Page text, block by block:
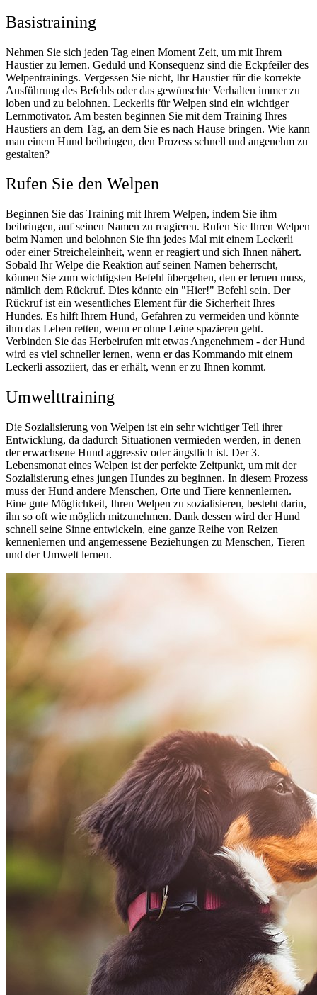
Basistraining
Nehmen Sie sich jeden Tag einen Moment Zeit, um mit Ihrem
Haustier zu lernen. Geduld und Konsequenz sind die Eckpfeiler des
Welpentrainings. Vergessen Sie nicht, Ihr Haustier für die korrekte
Ausführung des Befehls oder das gewünschte Verhalten immer zu
loben und zu belohnen. Leckerlis für Welpen sind ein wichtiger
Lernmotivator. Am besten beginnen Sie mit dem Training Ihres
Haustiers an dem Tag, an dem Sie es nach Hause bringen. Wie kann
man einem Hund beibringen, den Prozess schnell und angenehm zu
gestalten?
Rufen Sie den Welpen
Beginnen Sie das Training mit Ihrem Welpen, indem Sie ihm
beibringen, auf seinen Namen zu reagieren. Rufen Sie Ihren Welpen
beim Namen und belohnen Sie ihn jedes Mal mit einem Leckerli
oder einer Streicheleinheit, wenn er reagiert und sich Ihnen nähert.
Sobald Ihr Welpe die Reaktion auf seinen Namen beherrscht,
können Sie zum wichtigsten Befehl übergehen, den er lernen muss,
nämlich dem Rückruf. Dies könnte ein "Hier!" Befehl sein. Der
Rückruf ist ein wesentliches Element für die Sicherheit Ihres
Hundes. Es hilft Ihrem Hund, Gefahren zu vermeiden und könnte
ihm das Leben retten, wenn er ohne Leine spazieren geht.
Verbinden Sie das Herbeirufen mit etwas Angenehmem - der Hund
wird es viel schneller lernen, wenn er das Kommando mit einem
Leckerli assoziiert, das er erhält, wenn er zu Ihnen kommt.
Umwelttraining
Die Sozialisierung von Welpen ist ein sehr wichtiger Teil ihrer
Entwicklung, da dadurch Situationen vermieden werden, in denen
der erwachsene Hund aggressiv oder ängstlich ist. Der 3.
Lebensmonat eines Welpen ist der perfekte Zeitpunkt, um mit der
Sozialisierung eines jungen Hundes zu beginnen. In diesem Prozess
muss der Hund andere Menschen, Orte und Tiere kennenlernen.
Eine gute Möglichkeit, Ihren Welpen zu sozialisieren, besteht darin,
ihn so oft wie möglich mitzunehmen. Dank dessen wird der Hund
schnell seine Sinne entwickeln, eine ganze Reihe von Reizen
kennenlernen und angemessene Beziehungen zu Menschen, Tieren
und der Umwelt lernen.